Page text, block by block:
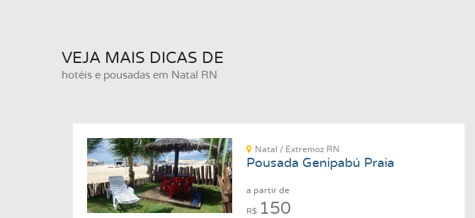
VEJA MAIS DICAS DE
hotéis e pousadas em Natal RN
Natal / Extremoz RN
Pousada Genipabú Praia
a partir de
R$ 150